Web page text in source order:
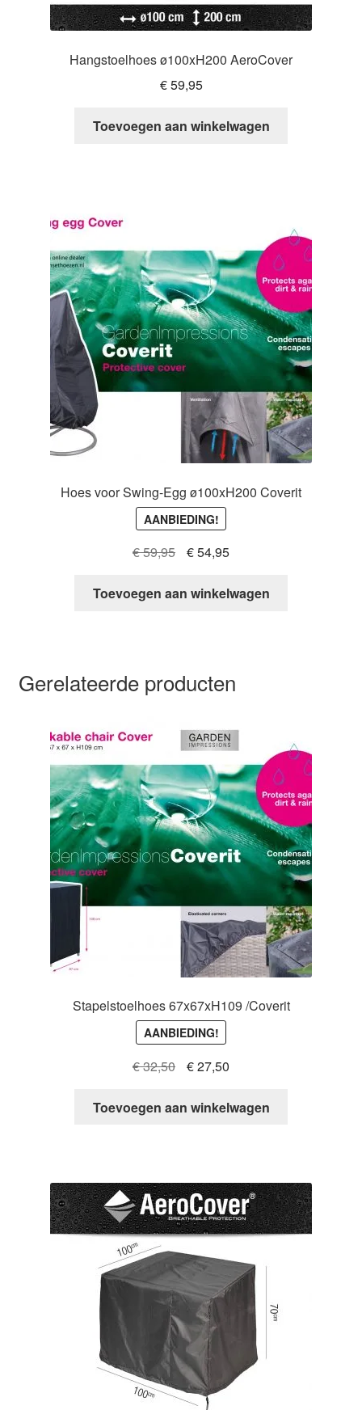
Hangstoelhoes ø100xH200 AeroCover
€59,95
Toevoegen aan winkelwagen
Hoes voor Swing-Egg ø100xH200 Coverit
AANBIEDING!
€59,95
Oorspronkelijke
was:
€54,95Huidige
is:
Toevoegen aan winkelwagen
Gerelateerde producten
Stapelstoelhoes 67x67xH109 /Coverit
AANBIEDING!
€32,50
Oorspronkelijke
was:
€27,50Huidige
is:
Toevoegen aan winkelwagen